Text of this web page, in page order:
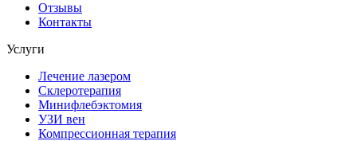
Отзывы
Контакты
Услуги
Лечение лазером
Склеротерапия
Минифлебэктомия
УЗИ вен
Компрессионная терапия